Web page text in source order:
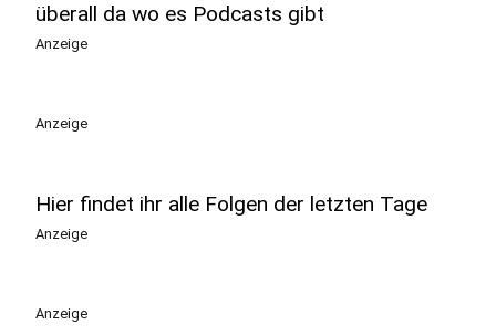
überall da wo es Podcasts gibt
Anzeige
Anzeige
Hier findet ihr alle Folgen der letzten Tage
Anzeige
Anzeige